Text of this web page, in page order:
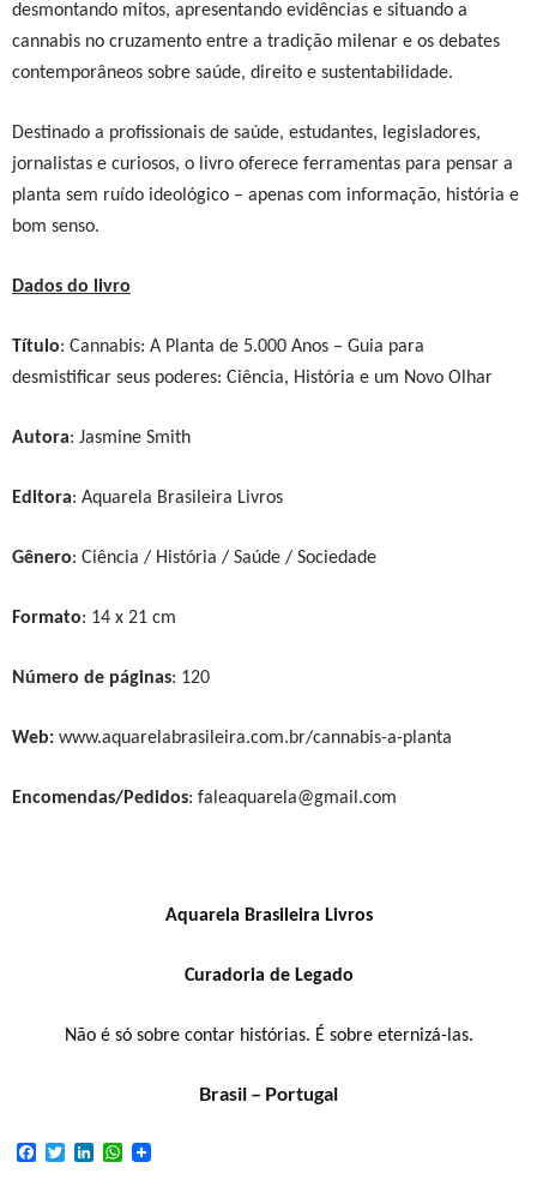
desmontando mitos, apresentando evidências e situando a
cannabis no cruzamento entre a tradição milenar e os debates
contemporâneos sobre saúde, direito e sustentabilidade.
Destinado a profissionais de saúde, estudantes, legisladores,
jornalistas e curiosos, o livro oferece ferramentas para pensar a
planta sem ruído ideológico – apenas com informação, história e
bom senso.
Dados do livro
Título: Cannabis: A Planta de 5.000 Anos – Guia para
desmistificar seus poderes: Ciência, História e um Novo Olhar
Autora: Jasmine Smith
Editora: Aquarela Brasileira Livros
Gênero: Ciência / História / Saúde / Sociedade
Formato: 14 x 21 cm
Número de páginas: 120
Web: www.aquarelabrasileira.com.br/cannabis-a-planta
Encomendas/Pedidos: faleaquarela@gmail.com
Aquarela Brasileira Livros
Curadoria de Legado
Não é só sobre contar histórias. É sobre eternizá-las.
Brasil – Portugal
F
T
W